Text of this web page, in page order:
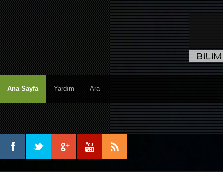
Ana Sayfa Yardım Ara